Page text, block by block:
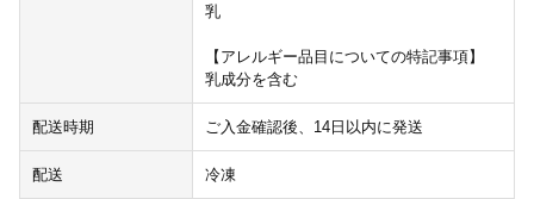
乳
【アレルギー品目についての特記事項】
乳成分を含む
配送時期 ご入金確認後、14日以内に発送
配送 冷凍